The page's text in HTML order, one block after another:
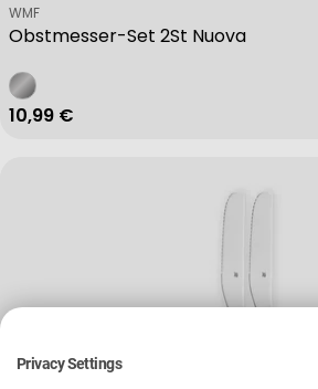
Privacy Settings
Obstmesser-Set 2St Nuova
Verkäufer:
WMF
Regulärer Preis
10,99 €